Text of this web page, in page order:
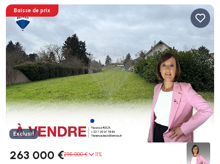
Baisse de prix
Exclusif
263 000 €295 000 € 11%